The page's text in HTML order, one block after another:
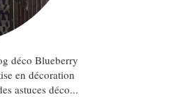
déco Blueberry
en décoration
astuces déco...